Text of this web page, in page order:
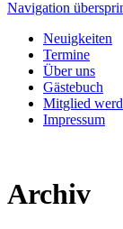
Navigation
Neuigkeiten
Termine
Über uns
Gästebuch
Mitglied
Impressum
Archiv